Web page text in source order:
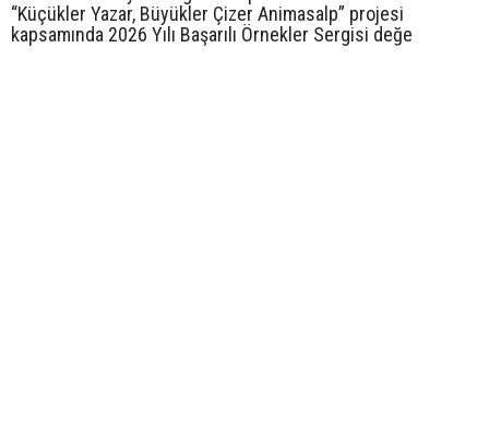
“Küçükler Yazar, Büyükler Çizer Animasalp” projesi
kapsamında 2026 Yılı Başarılı Örnekler Sergisi değe